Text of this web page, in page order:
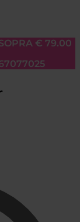
€ 79.00